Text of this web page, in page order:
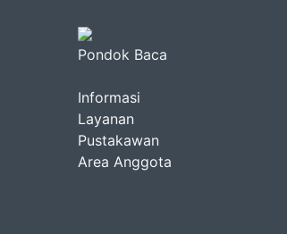
Pondok Baca
Informasi
Layanan
Pustakawan
Area Anggota